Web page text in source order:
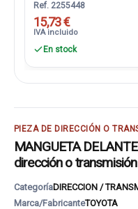
Ref. 2255448
15,73 €
IVA incluido
En stock
PIEZA DE DIRECCIÓN O
MANGUETA
dirección o
CategoríaDIRECCION /
Marca/FabricanteTOYOTA